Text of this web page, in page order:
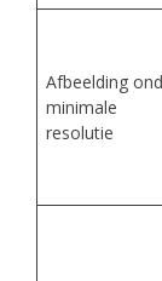
Afbeelding
minimale
resolutie